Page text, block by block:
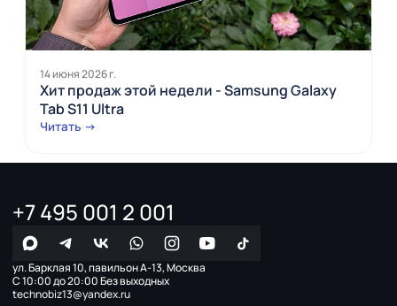
14 июня 2026 г.
Хит продаж этой недели - Samsung Galaxy
Tab S11 Ultra
Читать →
+7 495 001 2 001
ул. Барклая 10, павильон А-13, Москва
С 10:00 до 20:00 Без выходных
technobiz13@yandex.ru